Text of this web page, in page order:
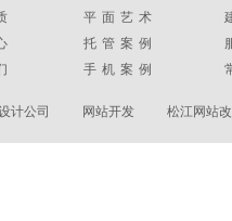
平面艺术
托管案例
手机案例
计公司 网站开发 松江网站